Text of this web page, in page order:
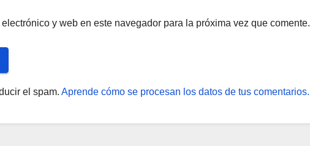
y web en este navegador para la próxima vez que comente.
el spam. Aprende cómo se procesan los datos de tus comentarios.